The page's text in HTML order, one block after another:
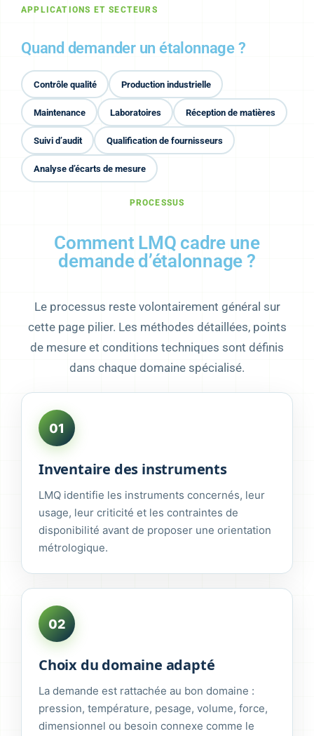
APPLICATIONS ET SECTEURS
Quand demander un étalonnage ?
Contrôle qualité Production industrielle
Maintenance Laboratoires Réception de matières
Suivi d’audit Qualification de fournisseurs
Analyse d’écarts de mesure
PROCESSUS
Comment LMQ cadre une
demande d’étalonnage ?
Le processus reste volontairement général sur
cette page pilier. Les méthodes détaillées, points
de mesure et conditions techniques sont définis
dans chaque domaine spécialisé.
01
Inventaire des instruments
LMQ identifie les instruments concernés, leur
usage, leur criticité et les contraintes de
disponibilité avant de proposer une orientation
métrologique.
02
Choix du domaine adapté
La demande est rattachée au bon domaine :
pression, température, pesage, volume, force,
dimensionnel ou besoin connexe comme le